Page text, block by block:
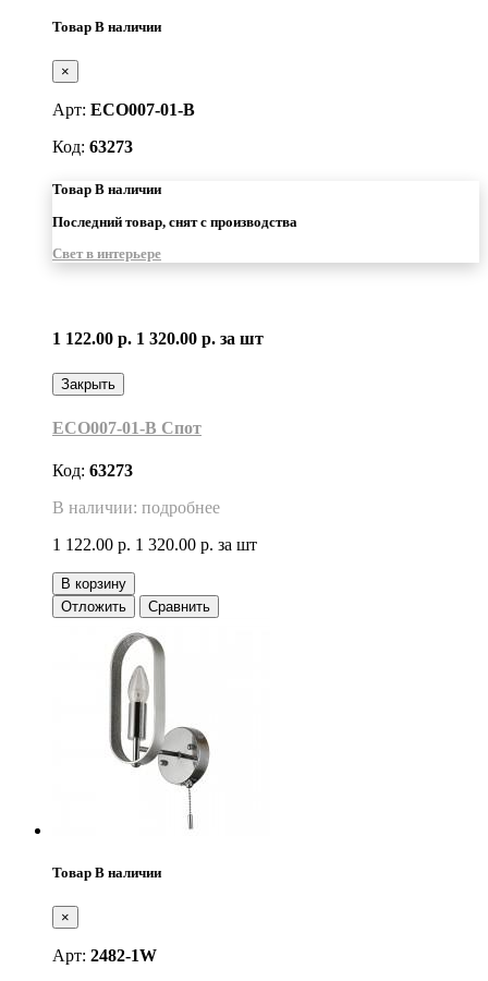
Товар В наличии
×
Арт: ECO007-01-B
Код: 63273
Товар В наличии
Последний товар, снят с производства
Свет в интерьере
1 122.00 р. 1 320.00 р. за шт
Закрыть
ECO007-01-B Cпот
Код: 63273
В наличии: подробнее
1 122.00 р. 1 320.00 р. за шт
В корзину
Отложить
Сравнить
Товар В наличии
×
Арт: 2482-1W